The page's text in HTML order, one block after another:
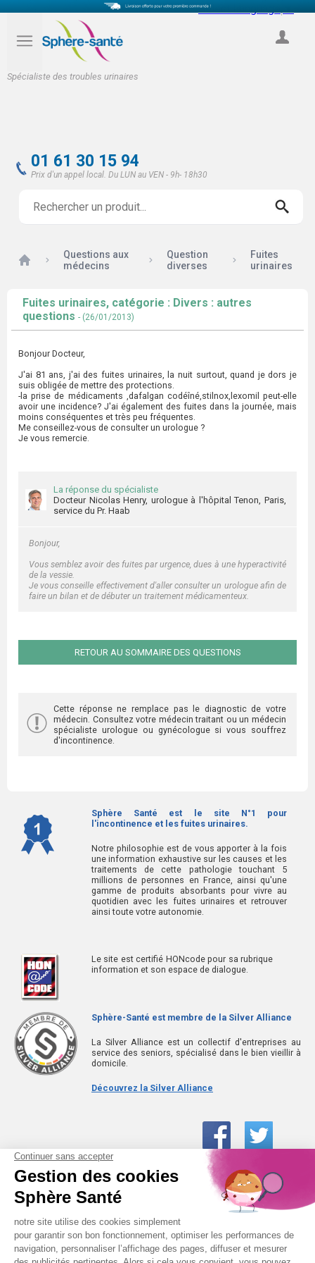
Spécialiste des troubles urinaires
Select Language
01 61 30 15 94
Prix d'un appel local. Du LUN au VEN - 9h- 18h30
Accueil
Questions aux
médecins
Question
diverses
Fuites
urinaires
Fuites urinaires, catégorie : Divers : autres
questions - (26/01/2013)
Bonjour Docteur,
J'ai 81 ans, j'ai des fuites urinaires, la nuit surtout, quand je dors je
suis obligée de mettre des protections.
-la prise de médicaments ,dafalgan codéîné,stilnox,lexomil peut-elle
avoir une incidence? J'ai également des fuites dans la journée, mais
moins conséquentes et très peu fréquentes.
Me conseillez-vous de consulter un urologue ?
Je vous remercie.
La réponse du spécialiste
Docteur Nicolas Henry, urologue à l'hôpital Tenon, Paris,
service du Pr. Haab
Bonjour,
Vous semblez avoir des fuites par urgence, dues à une hyperactivité
de la vessie.
Je vous conseille effectivement d'aller consulter un urologue afin de
faire un bilan et de débuter un traitement médicamenteux.
RETOUR AU SOMMAIRE DES QUESTIONS
Cette réponse ne remplace pas le diagnostic de votre
médecin. Consultez votre médecin traitant ou un médecin
spécialiste urologue ou gynécologue si vous souffrez
d'incontinence.
Sphère Santé est le site N°1 pour
l'incontinence et les fuites urinaires.
Notre philosophie est de vous apporter à la fois
une information exhaustive sur les causes et les
traitements de cette pathologie touchant 5
millions de personnes en France, ainsi qu'une
gamme de produits absorbants pour vivre au
quotidien avec les fuites urinaires et retrouver
ainsi toute votre autonomie.
Le site est certifié HONcode pour sa rubrique
information et son espace de dialogue.
Sphère-Santé est membre de la Silver Alliance
La Silver Alliance est un collectif d'entreprises au
service des seniors, spécialisé dans le bien vieillir à
domicile.
Découvrez la Silver Alliance
01 61 30 15 94
(prix d’un appel local)
CONTACTEZ-NOUS
SPHÈRE-SANTÉ © 2026